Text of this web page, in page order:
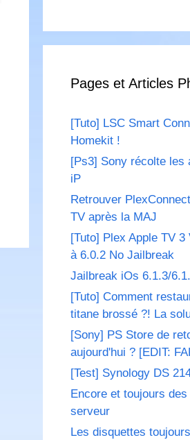
Pages et Articles
[Tuto] LSC Smart
Homekit !
[Ps3] Sony récolte les
iP
Retrouver
TV après la MAJ
[Tuto] Plex Apple TV 3
à 6.0.2 No Jailbreak
Jailbreak iOs 6.1.3/
[Tuto] Comment
titane brossé ?! La
[Sony] PS Store de
aujourd'hui ? [EDIT:
[Test] Synology DS
Encore et toujours
serveur
Les disquettes